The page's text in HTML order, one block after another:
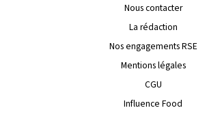
Nous contacter
La rédaction
Nos engagements RSE
Mentions légales
CGU
Influence Food